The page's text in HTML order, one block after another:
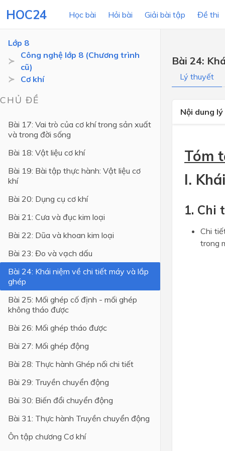
HOC24 Học bài Hỏi bài Giải bài tập Đề thi
Lớp 10
Lớp 9
Lớp 8
Lớp 3
Lớp 1
Lớp 8
Công nghệ lớp 8 (Chương trình
cũ)
Cơ khí
CHỦ ĐỀ
Bài 17: Vai trò của cơ khí trong sản xuất
và trong đời sống
Bài 18: Vật liệu cơ khí
Bài 19: Bài tập thực hành: Vật liệu cơ
khí
Bài 20: Dụng cụ cơ khí
Bài 21: Cưa và đục kim loại
Bài 22: Dũa và khoan kim loại
Bài 23: Đo và vạch dấu
Bài 24: Khái niệm về chi tiết máy và lắp
ghép
Bài 25: Mối ghép cố định - mối ghép
không tháo được
Bài 26: Mối ghép tháo được
Bài 27: Mối ghép động
Bài 28: Thực hành Ghép nối chi tiết
Bài 29: Truyền chuyển động
Bài 30: Biến đổi chuyển động
Bài 31: Thực hành Truyền chuyển động
Ôn tập chương Cơ khí
Bài 24:
Lý thuyết
Nội dung
Tóm
I.
1. Chi
Chi
trong